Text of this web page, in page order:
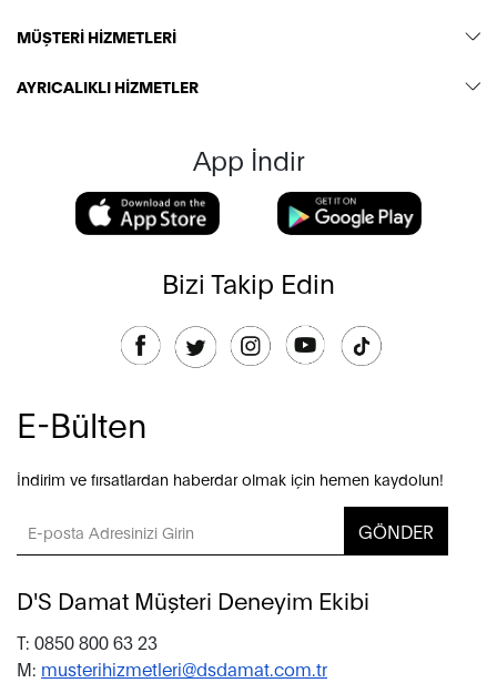
MÜŞTERİ HİZMETLERİ
AYRICALIKLI HİZMETLER
App İndir
Bizi Takip Edin
E-Bülten
İndirim ve fırsatlardan haberdar olmak için hemen kaydolun!
GÖNDER
D'S Damat Müşteri Deneyim Ekibi
T: 0850 800 63 23
M: musterihizmetleri@dsdamat.com.tr